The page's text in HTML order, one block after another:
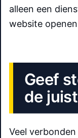
alleen een
website
Geef
de
Veel